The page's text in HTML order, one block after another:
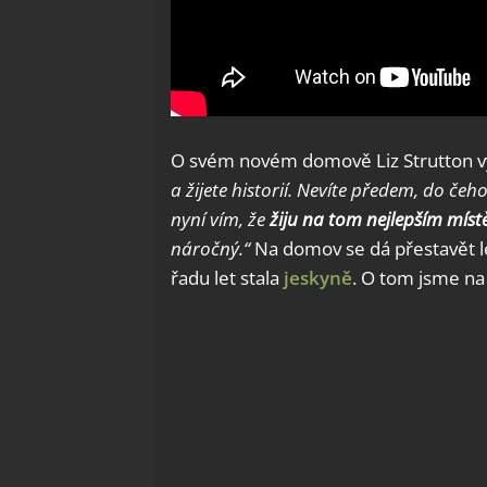
O svém novém domově Liz Strutton
a žijete historií. Nevíte předem, do
nyní vím, žežiju na tom nejlepším
náročný.“Na domov se dá přestavět
řadu let stala jeskyně. O tom jsme